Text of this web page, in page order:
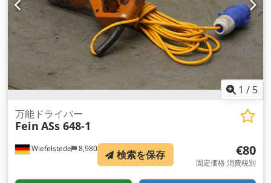
1 / 5
Wiefelstede 8,980 km
万能ドライバー
Fein ASs 648-1
€80
固定価格 消費税別
検索を保存